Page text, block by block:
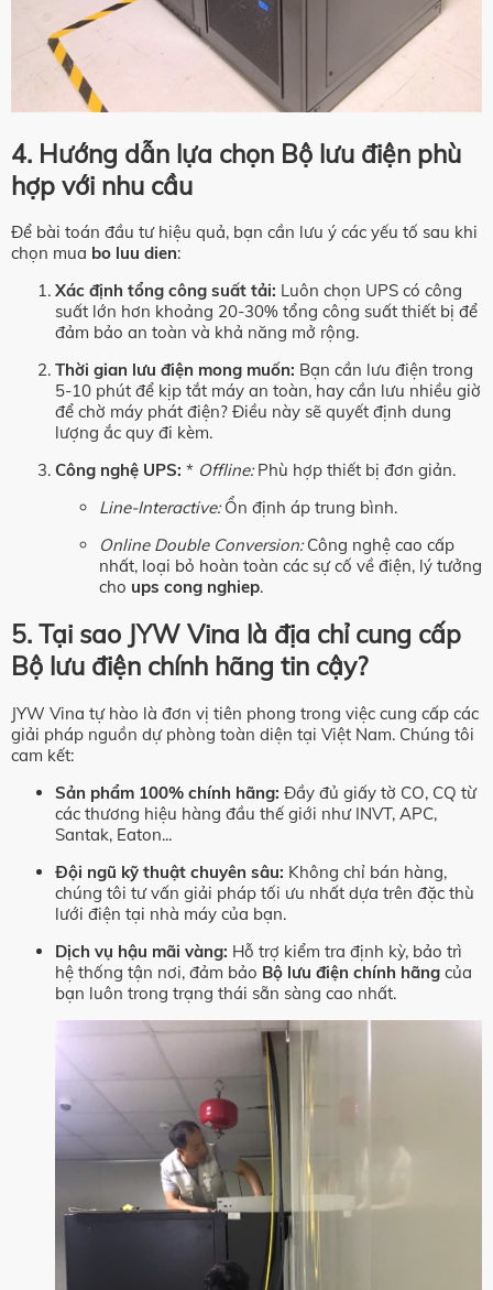
4. Hướng dẫn lựa chọn Bộ lưu điện phù
hợp với nhu cầu
Để bài toán đầu tư hiệu quả, bạn cần lưu ý các yếu tố sau khi
chọn mua bo luu dien:
Xác định tổng công suất tải: Luôn chọn UPS có công
suất lớn hơn khoảng 20-30% tổng công suất thiết bị để
đảm bảo an toàn và khả năng mở rộng.
Thời gian lưu điện mong muốn: Bạn cần lưu điện trong
5-10 phút để kịp tắt máy an toàn, hay cần lưu nhiều giờ
để chờ máy phát điện? Điều này sẽ quyết định dung
lượng ắc quy đi kèm.
Công nghệ UPS: * Offline:Phù hợp thiết bị đơn giản.
Line-Interactive:Ổn định áp trung bình.
Online Double Conversion:Công nghệ cao cấp
nhất, loại bỏ hoàn toàn các sự cố về điện, lý tưởng
cho ups cong nghiep.
5. Tại sao JYW Vina là địa chỉ cung cấp
Bộ lưu điện chính hãng tin cậy?
JYW Vina tự hào là đơn vị tiên phong trong việc cung cấp các
giải pháp nguồn dự phòng toàn diện tại Việt Nam. Chúng tôi
cam kết:
Sản phẩm 100% chính hãng: Đầy đủ giấy tờ CO, CQ từ
các thương hiệu hàng đầu thế giới như INVT, APC,
Santak, Eaton...
Đội ngũ kỹ thuật chuyên sâu: Không chỉ bán hàng,
chúng tôi tư vấn giải pháp tối ưu nhất dựa trên đặc thù
lưới điện tại nhà máy của bạn.
Dịch vụ hậu mãi vàng: Hỗ trợ kiểm tra định kỳ, bảo trì
hệ thống tận nơi, đảm bảo Bộ lưu điện chính hãng của
bạn luôn trong trạng thái sẵn sàng cao nhất.